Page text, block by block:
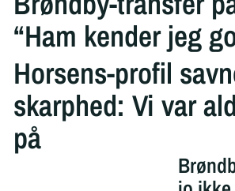
“Ham kender jeg
Horsens-profil
skarphed: Vi var
på